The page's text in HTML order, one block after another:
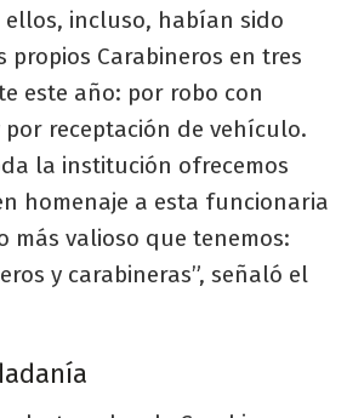
ellos, incluso, habían sido
propios Carabineros en tres
este año: por robo con
receptación de vehículo.
la institución ofrecemos
homenaje a esta funcionaria
más valioso que tenemos:
y carabineras”, señaló el